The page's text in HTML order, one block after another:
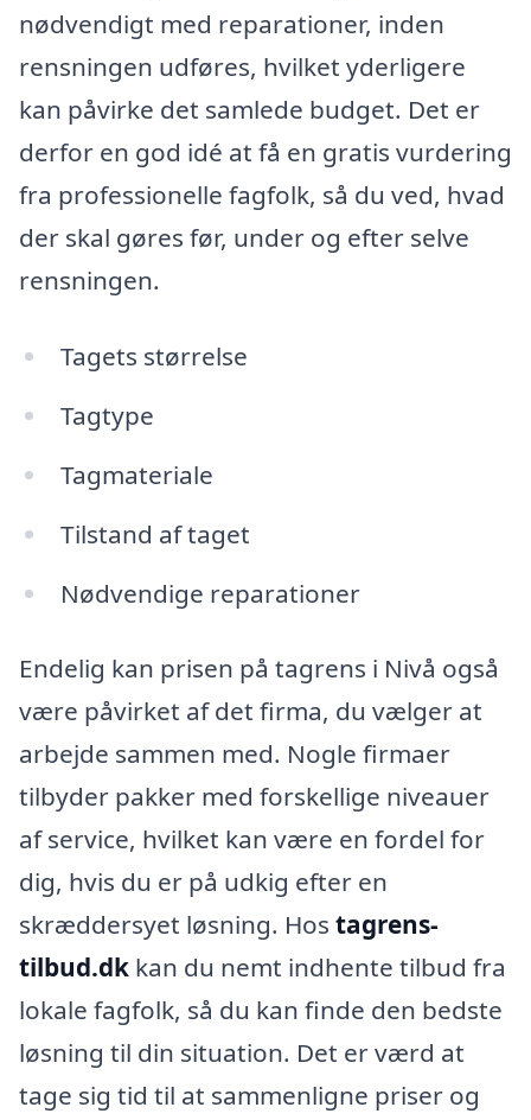
nødvendigt med reparationer, inden
rensningen udføres, hvilket yderligere
kan påvirke det samlede budget. Det er
derfor en god idé at få en gratis vurdering
fra professionelle fagfolk, så du ved, hvad
der skal gøres før, under og efter selve
rensningen.
Tagets størrelse
Tagtype
Tagmateriale
Tilstand af taget
Nødvendige reparationer
Endelig kan prisen på tagrens i Nivå også
være påvirket af det firma, du vælger at
arbejde sammen med. Nogle firmaer
tilbyder pakker med forskellige niveauer
af service, hvilket kan være en fordel for
dig, hvis du er på udkig efter en
skræddersyet løsning. Hos tagrens-
tilbud.dk kan du nemt indhente tilbud fra
lokale fagfolk, så du kan finde den bedste
løsning til din situation. Det er værd at
tage sig tid til at sammenligne priser og